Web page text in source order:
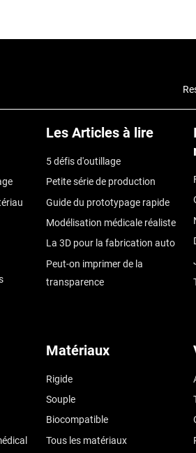
Les Articles à lire
5 défis d'outillage
Petite série de production
Guide du prototypage rapide
Modélisation médicale réaliste
La 3D pour la fabrication auto
Peut-on imprimer de la
transparence
Matériaux
Rigide
Souple
Biocompatible
Tous les matériaux